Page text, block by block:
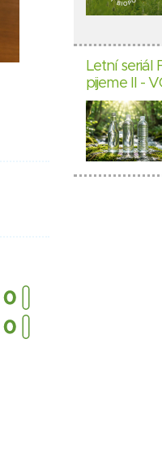
Letní seriál
pijeme II -